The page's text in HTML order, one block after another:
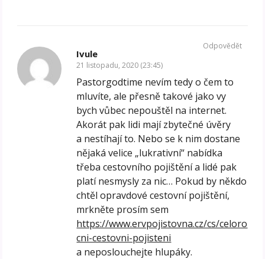
Ivule
21 listopadu, 2020 (23:45)
Pastorgodtime nevím tedy o čem to
mluvíte, ale přesně takové jako vy
bych vůbec nepouštěl na internet.
Akorát pak lidi mají zbytečné úvěry
a nestíhají to. Nebo se k nim dostane
nějaká velice „lukrativní“ nabídka
třeba cestovního pojištění a lidé pak
platí nesmysly za nic… Pokud by někdo
chtěl opravdové cestovní pojištění,
mrkněte prosím sem
https://www.ervpojistovna.cz/cs/celoro
cni-cestovni-pojisteni
a neposlouchejte hlupáky.
Odpovědět